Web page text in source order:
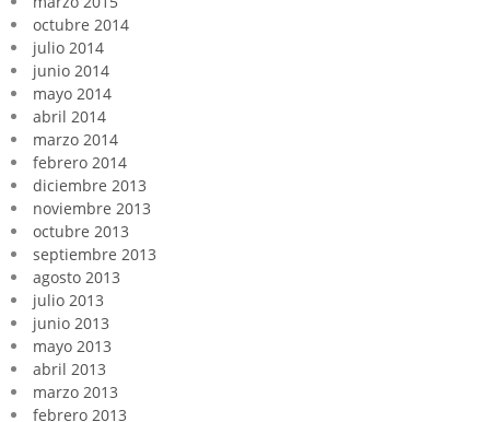
octubre 2014
julio 2014
junio 2014
mayo 2014
abril 2014
marzo 2014
febrero 2014
diciembre 2013
noviembre 2013
octubre 2013
septiembre 2013
agosto 2013
julio 2013
junio 2013
mayo 2013
abril 2013
marzo 2013
febrero 2013